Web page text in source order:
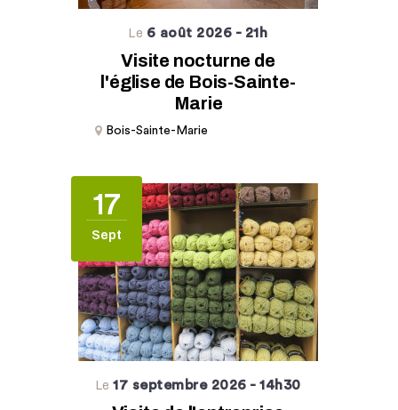
Le 6 août 2026 - 21h
Visite nocturne de
l'église de Bois-Sainte-
Marie
Bois-Sainte-Marie
17
Sept
Le 17 septembre 2026 - 14h30